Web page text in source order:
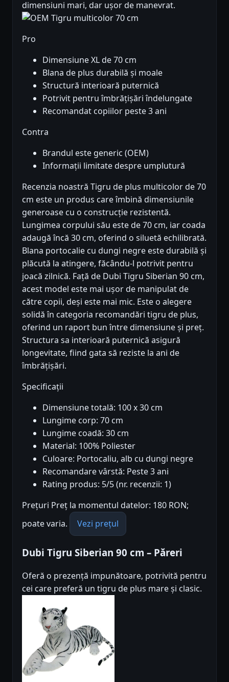
dimensiuni mari, dar ușor de manevrat.
Pro
Dimensiune XL de 70 cm
Blana de plus durabilă și moale
Structură interioară puternică
Potrivit pentru îmbrățișări îndelungate
Recomandat copiilor peste 3 ani
Contra
Brandul este generic (OEM)
Informații limitate despre umplutură
Recenzia noastră Tigru de plus multicolor de 70
cm este un produs care îmbină dimensiunile
generoase cu o construcție rezistentă.
Lungimea corpului său este de 70 cm, iar coada
adaugă încă 30 cm, oferind o siluetă echilibrată.
Blana portocalie cu dungi negre este durabilă și
plăcută la atingere, făcându-l potrivit pentru
joacă zilnică. Față de Dubi Tigru Siberian 90 cm,
acest model este mai ușor de manipulat de
către copii, deși este mai mic. Este o alegere
solidă în categoria recomandări tigru de plus,
oferind un raport bun între dimensiune și preț.
Structura sa interioară puternică asigură
longevitate, fiind gata să reziste la ani de
îmbrățișări.
Specificații
Dimensiune totală: 100 x 30 cm
Lungime corp: 70 cm
Lungime coadă: 30 cm
Material: 100% Poliester
Culoare: Portocaliu, alb cu dungi negre
Recomandare vârstă: Peste 3 ani
Rating produs: 5/5 (nr. recenzii: 1)
Prețuri Preț la momentul datelor: 180 RON;
poate varia.
Vezi prețul
Dubi Tigru Siberian 90 cm – Păreri
Oferă o prezență impunătoare, potrivită pentru
cei care preferă un tigru de plus mare și clasic.